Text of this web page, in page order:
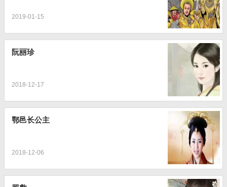
2019-01-15
阮丽珍
2018-12-17
鄂邑长公主
2018-12-06